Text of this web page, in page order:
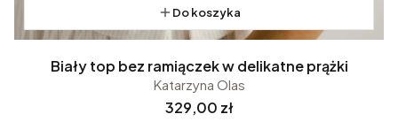
Do koszyka
Biały top bez ramiączek w delikatne prążki
Katarzyna Olas
Cena
329,00 zł